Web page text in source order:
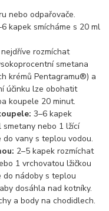
nebo odpařovače.
kapek smícháme s 20 ml
rozmíchat
smetana
krémů Pentagramu®) a
účinku lze obohatit
koupele 20 minut.
3–6 kapek
nebo 1 lžící
do vany s teplou vodou.
2–5 kapek rozmíchat
1 vrchovatou lžičkou
do nádoby s teplou
dosáhla nad kotníky.
a body na chodidlech.